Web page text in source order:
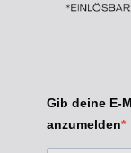
Gib deine E-
anzumelden